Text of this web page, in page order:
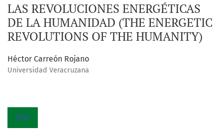
LAS REVOLUCIONES ENERGÉTICAS
DE LA HUMANIDAD (THE ENERGETIC
REVOLUTIONS OF THE HUMANITY)
Héctor Carreón Rojano
Universidad Veracruzana
PDF